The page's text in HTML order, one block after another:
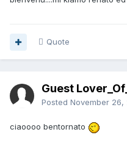
Quote
Guest
Posted November 26,
ciaoooo bentornato